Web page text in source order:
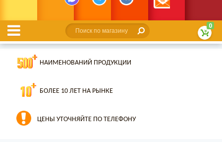
0
НАИМЕНОВАНИЙ ПРОДУКЦИИ
БОЛЕЕ 10 ЛЕТ НА РЫНКЕ
ЦЕНЫ УТОЧНЯЙТЕ ПО ТЕЛЕФОНУ